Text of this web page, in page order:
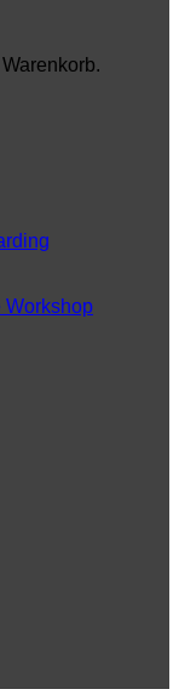
Workshop